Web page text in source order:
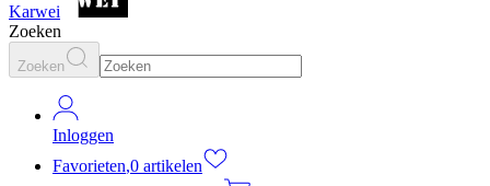
Karwei
Zoeken
Zoeken
Inloggen
Favorieten,0 artikelen